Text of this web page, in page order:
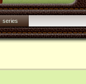
series